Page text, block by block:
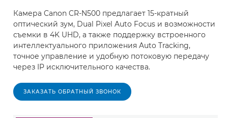
Камера Canon CR-N500 предлагает 15-кратный
оптический зум, Dual Pixel Auto Focus и возможности
съемки в 4K UHD, а также поддержку встроенного
интеллектуального приложения Auto Tracking,
точное управление и удобную потоковую передачу
через IP исключительного качества.
ЗАКАЗАТЬ ОБРАТНЫЙ ЗВОНОК